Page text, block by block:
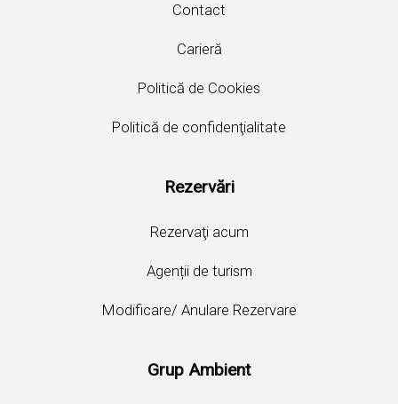
Contact
Carieră
Politică de Cookies
Politică de confidenţialitate
Rezervări
Rezervaţi acum
Agenții de turism
Modificare/ Anulare Rezervare
Grup Ambient